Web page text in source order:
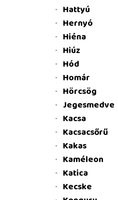
Hattyú
Hernyó
Hiéna
Hiúz
Hód
Homár
Hörcsög
Jegesmedve
Kacsa
Kacsacsőrű
Kakas
Kaméleon
Katica
Kecske